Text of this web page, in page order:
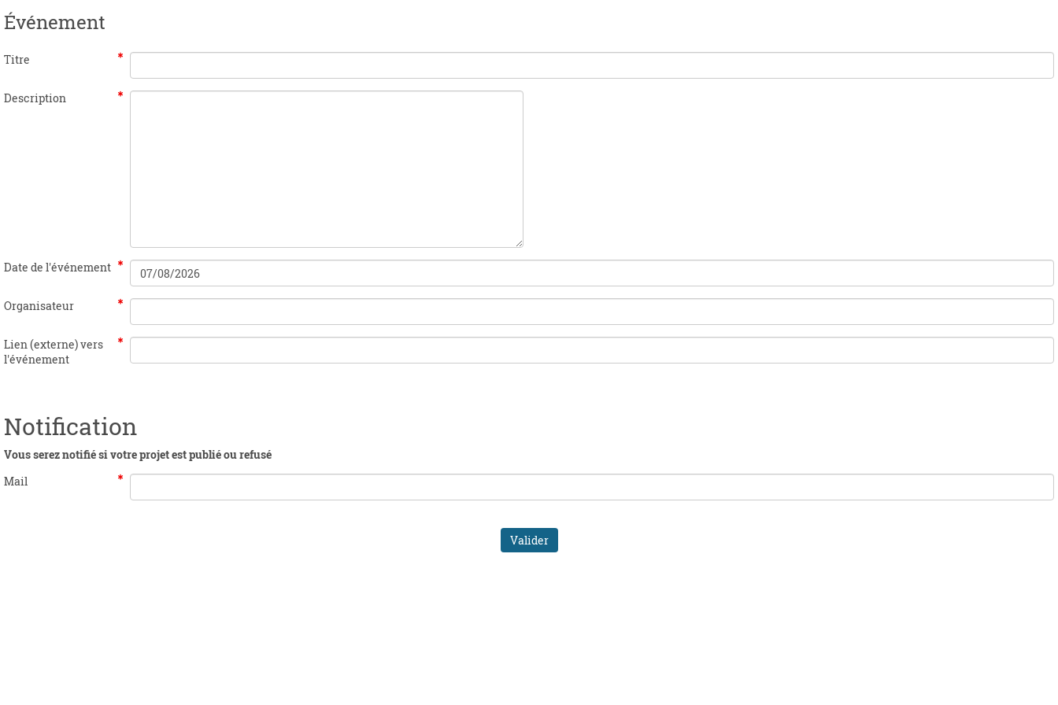
Événement
Titre
Description
Date de l'événement
Organisateur
Lien (externe) vers
l'événement
Notification
Vous serez notifié si votre projet est publié ou refusé
Mail